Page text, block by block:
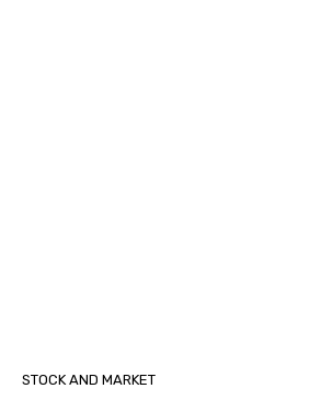
STOCK AND MARKET